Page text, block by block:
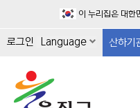
이 누리집은 대한
로그인 Language 산하기